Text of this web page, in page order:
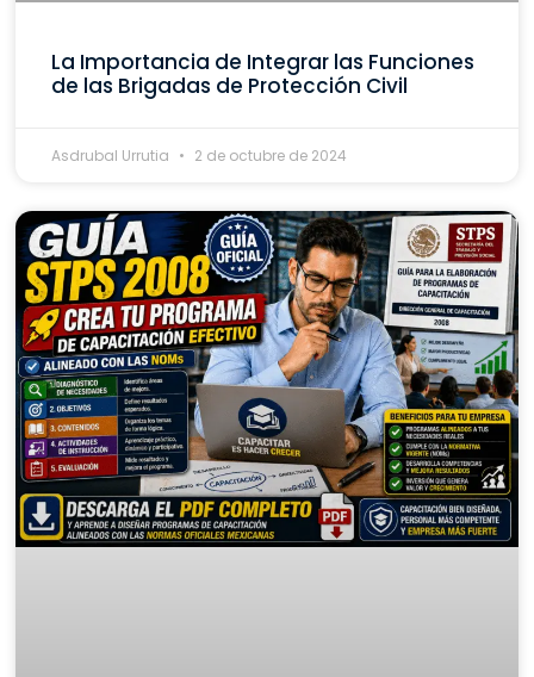
La Importancia de Integrar las Funciones
de las Brigadas de Protección Civil
Asdrubal Urrutia 2 de octubre de 2024